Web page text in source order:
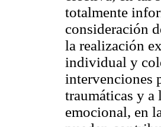
totalmente
consideración
la realización
individual y
intervenciones
traumáticas y a
emocional, en